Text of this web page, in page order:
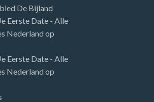
De Bijland
Eerste Date - Alle
Nederland op
Eerste Date - Alle
Nederland op